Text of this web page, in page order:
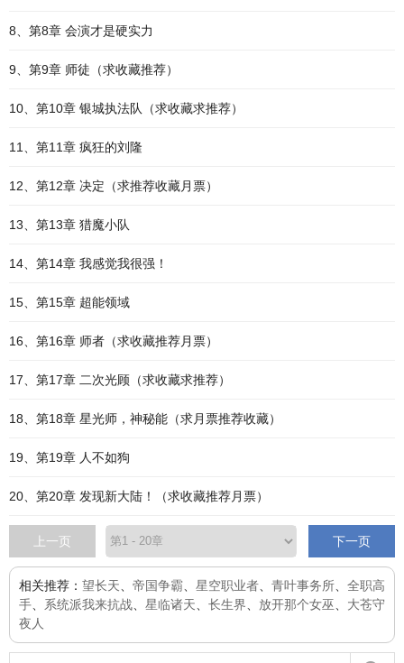
8、第8章 会演才是硬实力
9、第9章 师徒（求收藏推荐）
10、第10章 银城执法队（求收藏求推荐）
11、第11章 疯狂的刘隆
12、第12章 决定（求推荐收藏月票）
13、第13章 猎魔小队
14、第14章 我感觉我很强！
15、第15章 超能领域
16、第16章 师者（求收藏推荐月票）
17、第17章 二次光顾（求收藏求推荐）
18、第18章 星光师，神秘能（求月票推荐收藏）
19、第19章 人不如狗
20、第20章 发现新大陆！（求收藏推荐月票）
上一页 下一页
相关推荐： 望长天 帝国争霸 星空职业者 青叶事务所
全职高
手
系统派我来抗战 星临诸天 长生界 放开那个女巫
大苍守
夜人